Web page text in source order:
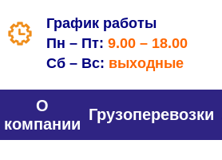
График работы
Пн – Пт: 9.00 – 18.00
Сб – Вс: выходные
О
компании
Грузоперевозки